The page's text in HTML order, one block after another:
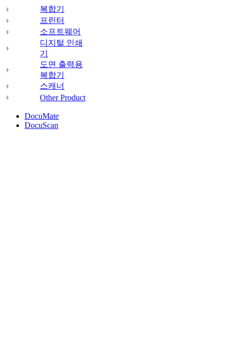
복합기
프린터
소프트웨어
디지털 인쇄
기
도면 출력용
복합기
스캐너
Other Product
DocuMate
DocuScan